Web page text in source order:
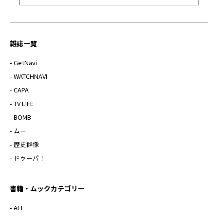
雑誌一覧
- GetNavi
- WATCHNAVI
- CAPA
- TV LIFE
- BOMB
- ムー
- 歴史群像
- ドゥーパ！
書籍・ムックカテゴリー
- ALL